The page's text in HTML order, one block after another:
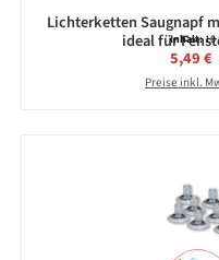
Lichterketten Saugnapf
ideal fürInhalt:10
5,49 €
Preise inkl.